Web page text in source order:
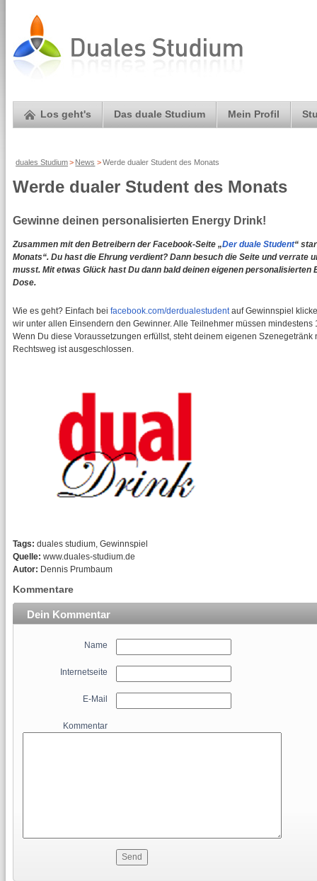
Los geht's Das duale Studium Mein Profil
duales Studium> News >Werde dualer Student des Monats
Werde dualer Student des Monats
Gewinne deinen personalisierten Energy Drink!
Zusammen mit den Betreibern der Facebook-Seite „Der duale Student“
Monats“. Du hast die Ehrung verdient? Dann besuch die Seite und verrate
musst. Mit etwas Glück hast Du dann bald deinen eigenen
Dose.
Wie es geht? Einfach bei facebook.com/derdualestudentauf Gewinnspiel
wir unter allen Einsendern den Gewinner. Alle Teilnehmer müssen
Wenn Du diese Voraussetzungen erfüllst, steht deinem eigenen
Rechtsweg ist ausgeschlossen.
Tags: duales studium, Gewinnspiel
Quelle: www.duales-studium.de
Autor: Dennis Prumbaum
Kommentare
Dein Kommentar
Name
Internetseite
E-Mail
Kommentar